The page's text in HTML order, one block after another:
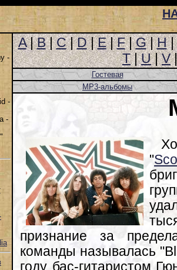
-
-
-
A|B|C|D|E|F|G|H|
T|U|V
Гостевая
MP3-альбомы
"
признание за
команды называлась
году бас-гитаристом